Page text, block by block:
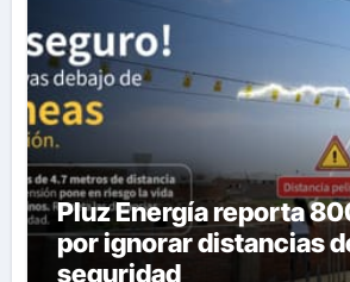
Pluz Energía reporta
por ignorar distancias
seguridad